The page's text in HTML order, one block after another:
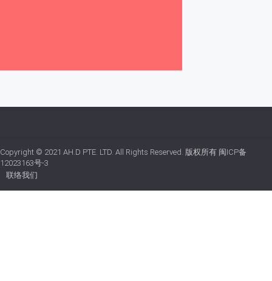
Copyright © 2021 AH.D PTE. LTD. All Rights Reserved. 版权所有 闽ICP备
12023163号-3
联络我们